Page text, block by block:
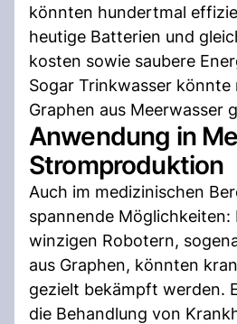
könnten hundertmal
heutige Batterien und
kosten sowie saubere
Sogar Trinkwasser
Graphen aus Meerwasser
Anwendung in
Stromproduktion
Auch im medizinischen
spannende
winzigen Robotern,
aus Graphen, könnten
gezielt bekämpft werden.
die Behandlung von